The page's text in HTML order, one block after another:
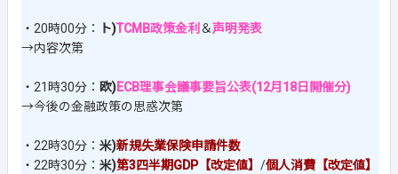
・20時00分： ト)TCMB政策金利 ＆声明発表
→内容次第
・21時30分： 欧)ECB理事会議事要旨公表(12月18日開催分)
→今後の金融政策の思惑次第
・22時30分： 米)新規失業保険申請件数
・22時30分： 米)第3四半期GDP【改定値】 /個人消費【改定値】